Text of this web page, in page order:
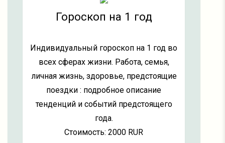
Гороскоп на 1 год
Индивидуальный гороскоп на 1 год во
всех сферах жизни. Работа, семья,
личная жизнь, здоровье, предстоящие
поездки : подробное описание
тенденций и событий предстоящего
года.
Стоимость: 2000 RUR